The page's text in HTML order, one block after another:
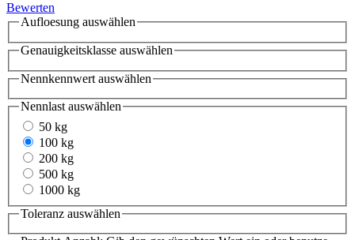
Bewerten
Aufloesung auswählen
Genauigkeitsklasse auswählen
Nennkennwert auswählen
Nennlast auswählen
50 kg
100 kg
200 kg
500 kg
1000 kg
Toleranz auswählen